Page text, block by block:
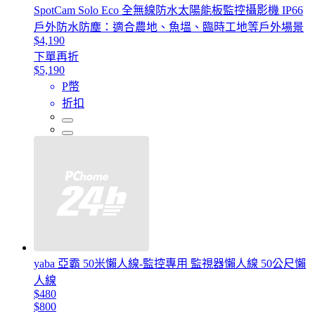
SpotCam Solo Eco 全無線防水太陽能板監控攝影機 IP66
戶外防水防塵：適合農地、魚塭、臨時工地等戶外場景
$4,190
下單再折
$5,190
P幣
折扣
yaba 亞霸 50米懶人線-監控專用 監視器懶人線 50公尺懶
人線
$480
$800